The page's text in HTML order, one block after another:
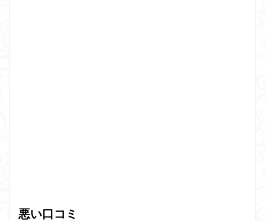
悪い口コミ